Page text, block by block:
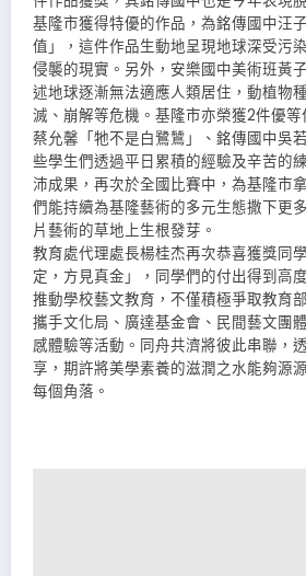
基隆市獲得特優的作品，為銘傳國中汪
值」，這件作品生動地呈現地球深受污
侵襲的現實。另外，安樂國中美術班黃
述地球逐漸無法適應人類居住，動植物
滅、崩解等危機。基隆市亦榮獲2件優
蔡允馨「牠不是白鷺鷥」、銘傳國中吳
些學生們透過平日累積的經驗及辛苦的
沛成果，再次於全國比賽中，為基隆市
們能持續為基隆藝術的多元生態撒下更
片藝術的草地上生根發芽。
教育處代理處長楊桂杰再次恭喜獲獎同
定，方見真金」，同學們的付出得到高
推動學校藝文教育，不僅積極爭取教育
攜手文化局、廣達基金會、民間藝文團
感體驗等活動。同舟共濟將彼此串聯，
享，期許將美學素養的滋潤之水能夠源
每個角落。